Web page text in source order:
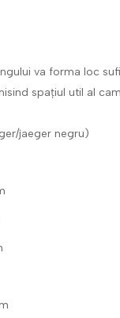
va forma loc
spațiul util al
jaeger negru)